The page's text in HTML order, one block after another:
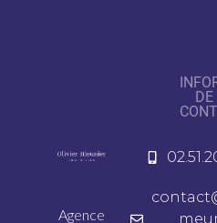
Agence
DE